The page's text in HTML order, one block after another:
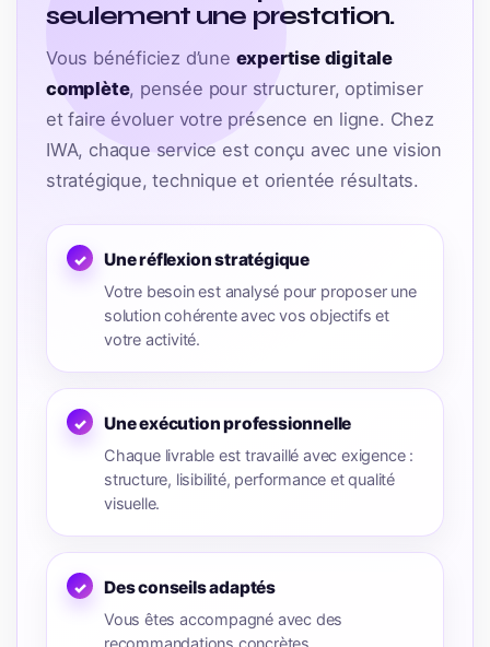
seulement une prestation.
Vous bénéficiez d’une expertise digitale
complète, pensée pour structurer, optimiser
et faire évoluer votre présence en ligne. Chez
IWA, chaque service est conçu avec une vision
stratégique, technique et orientée résultats.
Une réflexion stratégique
Votre besoin est analysé pour proposer une
solution cohérente avec vos objectifs et
votre activité.
Une exécution professionnelle
Chaque livrable est travaillé avec exigence :
structure, lisibilité, performance et qualité
visuelle.
Des conseils adaptés
Vous êtes accompagné avec des